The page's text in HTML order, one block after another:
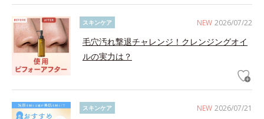
NEW 2026/07/22
スキンケア
毛穴汚れ撃退チャレンジ！クレンジングオイ
ルの実力は？
NEW 2026/07/21
スキンケア